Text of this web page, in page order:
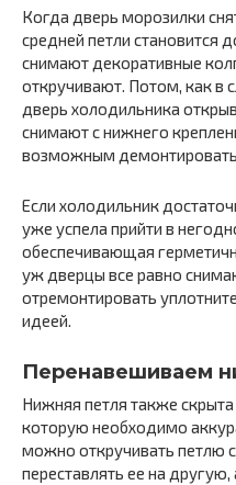
Когда дверь морозилки
средней петли становится
снимают декоративные
откручивают. Потом, как в
дверь холодильника
снимают с нижнего
возможным
Если холодильник
уже успела прийти в
обеспечивающая
уж дверцы все равно
отремонтировать
идеей.
Перенавешиваем
Нижняя петля также
которую необходимо
можно откручивать петлю
переставлять ее на другую,